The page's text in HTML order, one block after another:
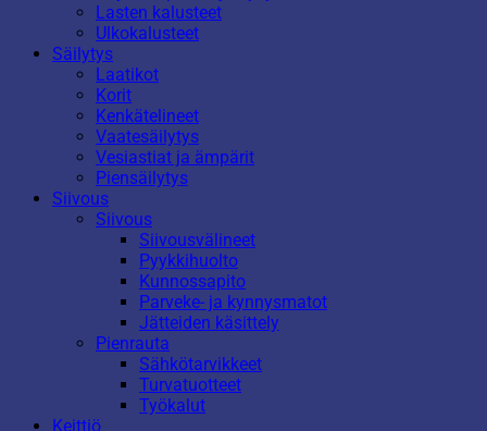
Lasten kalusteet
Ulkokalusteet
Säilytys
Laatikot
Korit
Kenkätelineet
Vaatesäilytys
Vesiastiat ja ämpärit
Piensäilytys
Siivous
Siivous
Siivousvälineet
Pyykkihuolto
Kunnossapito
Parveke- ja kynnysmatot
Jätteiden käsittely
Pienrauta
Sähkötarvikkeet
Turvatuotteet
Työkalut
Keittiö